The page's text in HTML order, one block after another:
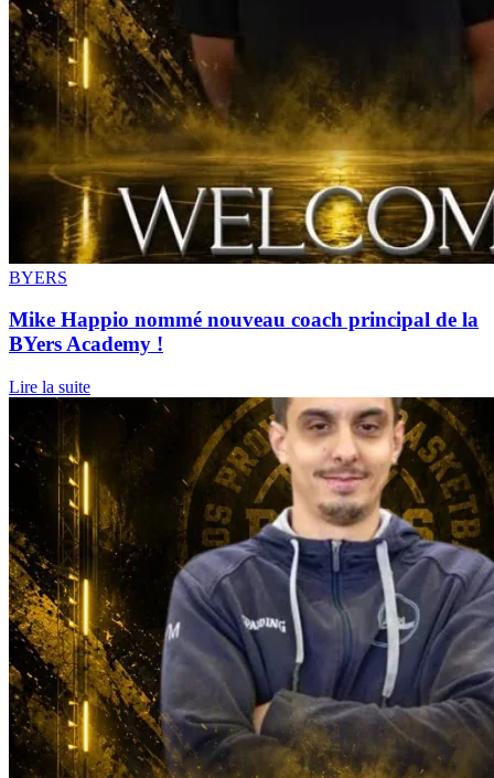
BYERS
Mike Happio nommé nouveau coach principal de la
BYers Academy !
Lire la suite